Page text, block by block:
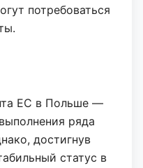
потребоваться
ЕС в Польше —
ряда
достигнув
статус в